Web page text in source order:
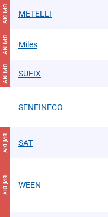
АКЦИЯ METELLI
АКЦИЯ Miles
АКЦИЯ SUFIX
SENFINECO
АКЦИЯ SAT
АКЦИЯ WEEN